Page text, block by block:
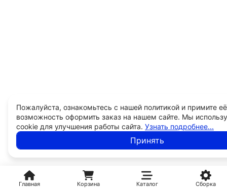
Главная Корзина Каталог Сборка
Пожалуйста, ознакомьтесь с нашей политикой и примите
возможность оформить заказ на нашем сайте. Мы
cookie для улучшения работы сайта. Узнать подробнее...
Принять